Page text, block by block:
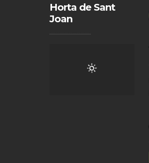
Horta de Sant
Joan